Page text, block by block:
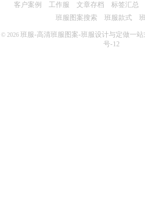
客户案例
工作服 文章存档 标签汇总
班服图案搜索
班服款式
© 2026 班服-高清班服图案-班服设计与定做一站
号-12